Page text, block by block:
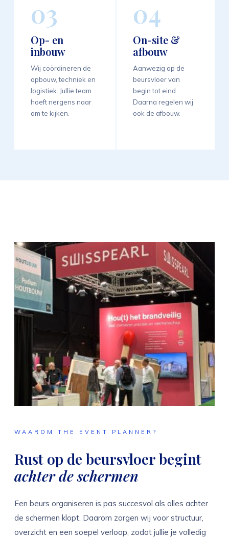
03
Op- en
inbouw
Wij coördineren de
opbouw, techniek en
logistiek. Jullie team
hoeft nergens naar
om te kijken.
04
On-site &
afbouw
Aanwezig op de
beursvloer van
begin tot eind.
Daarna regelen wij
ook de afbouw.
WAAROM THE EVENT PLANNER?
Rust op de beursvloer begint
achter de schermen
Een beurs organiseren is pas succesvol als alles achter
de schermen klopt. Daarom zorgen wij voor structuur,
overzicht en een soepel verloop, zodat jullie je volledig